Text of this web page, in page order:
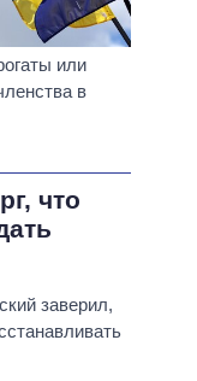
или
в
что
заверил,